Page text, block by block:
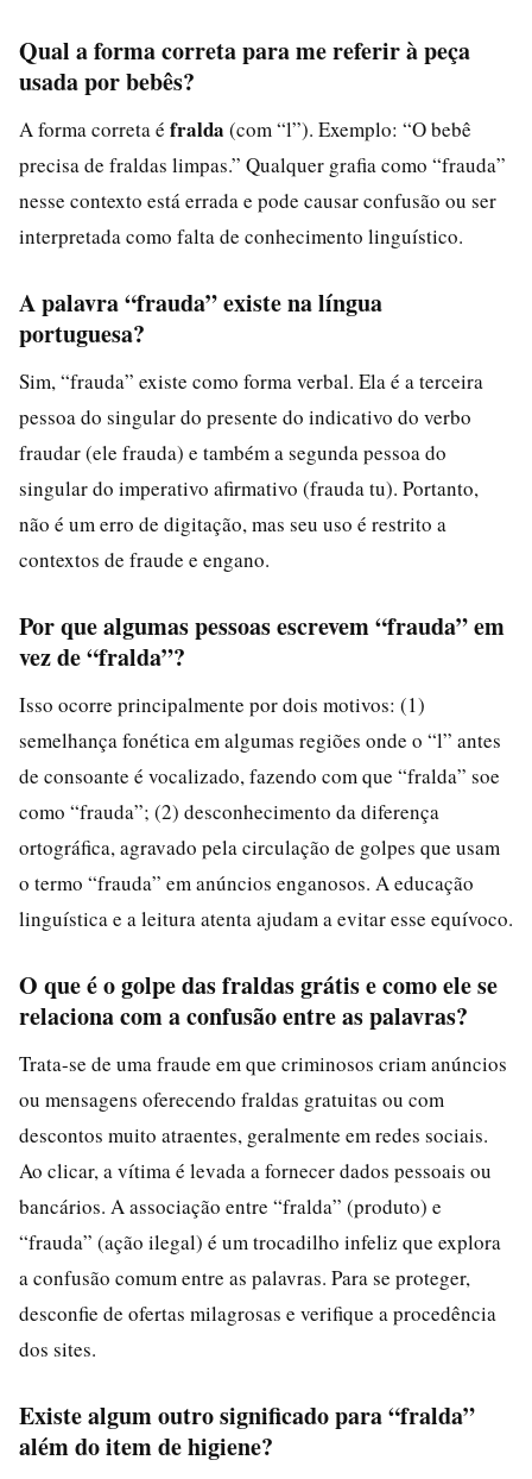
Qual a forma correta para me referir à peça
usada por bebês?
A forma correta é fralda (com “l”). Exemplo: “O bebê
precisa de fraldas limpas.” Qualquer grafia como “frauda”
nesse contexto está errada e pode causar confusão ou ser
interpretada como falta de conhecimento linguístico.
A palavra “frauda” existe na língua
portuguesa?
Sim, “frauda” existe como forma verbal. Ela é a terceira
pessoa do singular do presente do indicativo do verbo
fraudar (ele frauda) e também a segunda pessoa do
singular do imperativo afirmativo (frauda tu). Portanto,
não é um erro de digitação, mas seu uso é restrito a
contextos de fraude e engano.
Por que algumas pessoas escrevem “frauda” em
vez de “fralda”?
Isso ocorre principalmente por dois motivos: (1)
semelhança fonética em algumas regiões onde o “l” antes
de consoante é vocalizado, fazendo com que “fralda” soe
como “frauda”; (2) desconhecimento da diferença
ortográfica, agravado pela circulação de golpes que usam
o termo “frauda” em anúncios enganosos. A educação
linguística e a leitura atenta ajudam a evitar esse equívoco.
O que é o golpe das fraldas grátis e como ele se
relaciona com a confusão entre as palavras?
Trata-se de uma fraude em que criminosos criam anúncios
ou mensagens oferecendo fraldas gratuitas ou com
descontos muito atraentes, geralmente em redes sociais.
Ao clicar, a vítima é levada a fornecer dados pessoais ou
bancários. A associação entre “fralda” (produto) e
“frauda” (ação ilegal) é um trocadilho infeliz que explora
a confusão comum entre as palavras. Para se proteger,
desconfie de ofertas milagrosas e verifique a procedência
dos sites.
Existe algum outro significado para “fralda”
além do item de higiene?